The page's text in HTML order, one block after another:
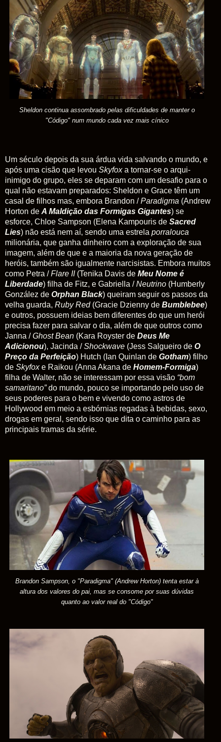
Sheldon continua assombrado pelas dificuldades de manter o
"Código" num mundo cada vez mais cínico
Um século depois da sua árdua vida salvando o mundo, e
após uma cisão que levou Skyfoxa tornar-se o arqui-
inimigo do grupo, eles se deparam com um desafio para o
qual não estavam preparados: Sheldon e Grace têm um
casal de filhos mas, embora Brandon /Paradigma (Andrew
Horton de A Maldição das Formigas Gigantes) se
esforce, Chloe Sampson (Elena Kampouris de Sacred
Lies) não está nem aí, sendo uma estrela porralouca
milionária, que ganha dinheiro com a exploração de sua
imagem, além de que e a maioria da nova geração de
heróis, também são igualmente narcisistas. Embora muitos
como Petra /Flare II(Tenika Davis de Meu Nome é
Liberdade) filha de Fitz, e Gabriella /Neutrino (Humberly
González de Orphan Black) queiram seguir os passos da
velha guarda, Ruby Red(Gracie Dzienny de Bumblebee)
e outros, possuem ideias bem diferentes do que um herói
precisa fazer para salvar o dia, além de que outros como
Janna /Ghost Bean (Kara Royster de Deus Me
Adicionou), Jacinda /Shockwave (Jess Salgueiro de O
Preço da Perfeição) Hutch (Ian Quinlan de Gotham) filho
de Skyfoxe Raikou (Anna Akana de Homem-Formiga)
filha de Walter, não se interessam por essa visão “bom
samaritano”do mundo, pouco se importando pelo uso de
seus poderes para o bem e vivendo como astros de
Hollywood em meio a esbórnias regadas à bebidas, sexo,
drogas em geral, sendo isso que dita o caminho para as
principais tramas da série.
Brandon Sampson, o "Paradigma" (Andrew Horton) tenta estar à
altura dos valores do pai, mas se consome por suas dúvidas
quanto ao valor real do "Código"